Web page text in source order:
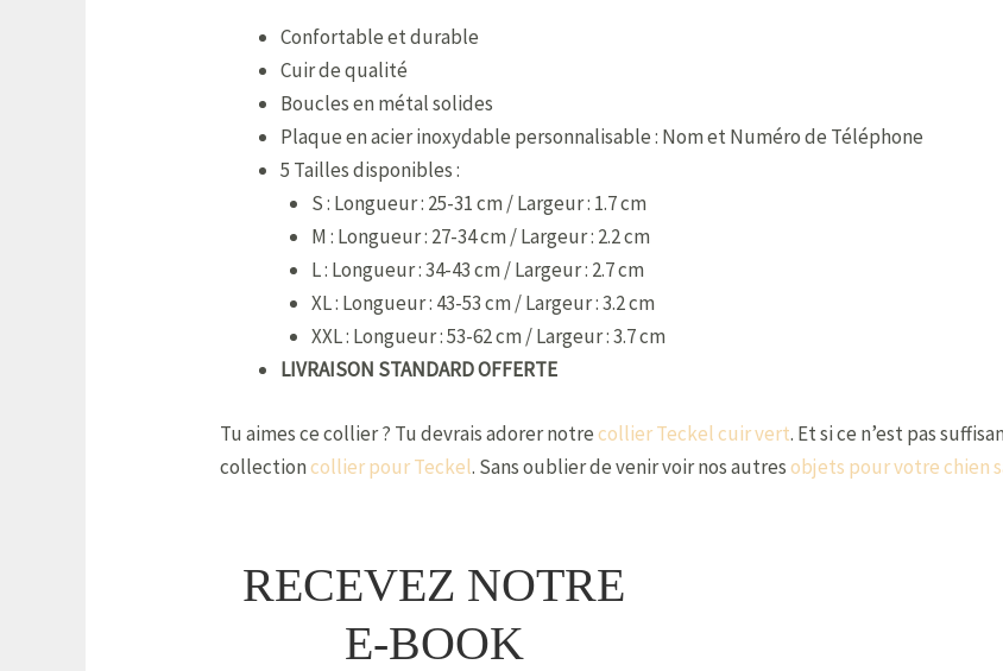
Confortable et durable
Cuir de qualité
Boucles en métal solides
Plaque en acier inoxydable personnalisable : Nom et Numéro de Téléphone
5 Tailles disponibles :
S : Longueur : 25-31 cm / Largeur : 1.7 cm
M : Longueur : 27-34 cm / Largeur : 2.2 cm
L : Longueur : 34-43 cm / Largeur : 2.7 cm
XL : Longueur : 43-53 cm / Largeur : 3.2 cm
XXL : Longueur : 53-62 cm / Largeur : 3.7 cm
LIVRAISON STANDARD OFFERTE
Tu aimes ce collier ? Tu devrais adorer notrecollier Teckel cuir vert. Et si ce n’est pas
collectioncollier pour Teckel. Sans oublier de venir voir nos autresobjets pour votre chien
RECEVEZ NOTRE
E-BOOK